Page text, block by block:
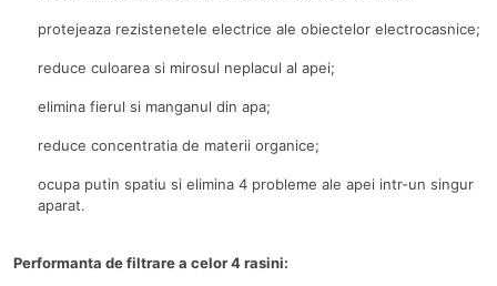
protejeaza rezistenetele electrice ale obiectelor electrocasnice;
reduce culoarea si mirosul neplacul al apei;
elimina fierul si manganul din apa;
reduce concentratia de materii organice;
ocupa putin spatiu si elimina 4 probleme ale apei intr-un singur
aparat.
Performanta de filtrare a celor 4 rasini: